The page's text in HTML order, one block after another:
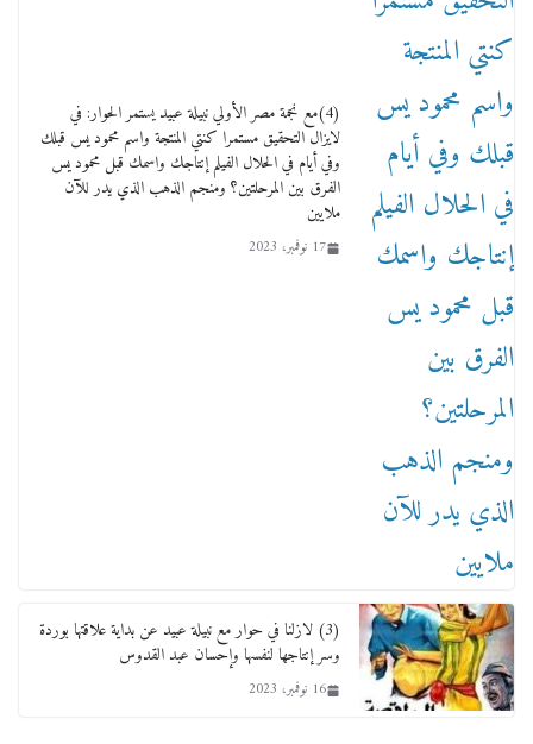
(4)مع نجمة مصر الأولي نبيلة عبيد يستمر الحوار: في
لايزال التحقيق مستمرا كنتي المنتجة واسم محمود يس قبلك
وفي أيام في الحلال الفيلم إنتاجك واسمك قبل محمود يس
الفرق بين المرحلتين؟ ومنجم الذهب الذي يدر للآن
ملايين
17 نوفمبر، 2023
(3) لازلنا في حوار مع نبيلة عبيد عن بداية علاقتها بوردة
وسر إنتاجها لنفسها وإحسان عبد القدوس
16 نوفمبر، 2023